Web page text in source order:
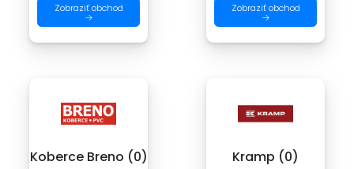
Zobraziť obchod
→
Zobraziť obchod
→
Koberce Breno (0) Kramp (0)